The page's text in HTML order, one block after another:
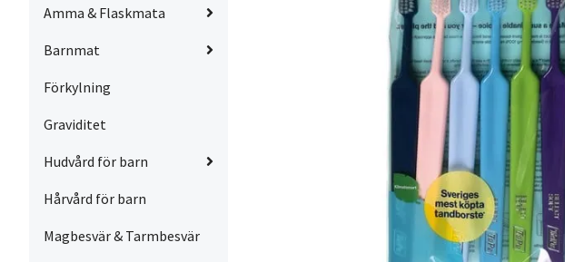
Amma & Flaskmata
Barnmat
Förkylning
Graviditet
Hudvård för barn
Hårvård för barn
Magbesvär & Tarmbesvär